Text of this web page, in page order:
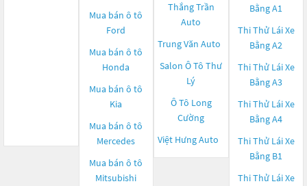
Mua bán ô tô
Ford
Mua bán ô tô
Honda
Mua bán ô tô
Kia
Mua bán ô tô
Mercedes
Mua bán ô tô
Mitsubishi
Thắng Trần
Auto
Trung Văn Auto
Salon Ô Tô Thư
Lý
Ô Tô Long
Cường
Việt Hưng Auto
Bằng A1
Thi Thử Lái Xe
Bằng A2
Thi Thử Lái Xe
Bằng A3
Thi Thử Lái Xe
Bằng A4
Thi Thử Lái Xe
Bằng B1
Thi Thử Lái Xe